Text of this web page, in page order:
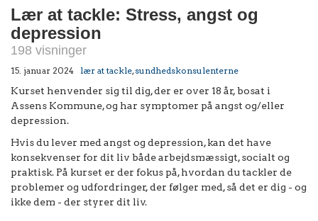
Lær at tackle: Stress, angst og
depression
198 visninger
15. januar 2024 lær at tackle,sundhedskonsulenterne
Kurset henvender sig til dig, der er over 18 år, bosat i
Assens Kommune, og har symptomer på angst og/eller
depression.
Hvis du lever med angst og depression, kan det have
konsekvenser for dit liv både arbejdsmæssigt, socialt og
praktisk. På kurset er der fokus på, hvordan du tackler de
problemer og udfordringer, der følger med, så det er dig - og
ikke dem - der styrer dit liv.